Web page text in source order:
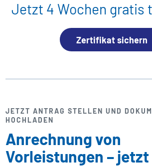
Jetzt 4 Wochen gratis
Zertifikat sichern
JETZT ANTRAG STELLEN UND
HOCHLADEN
Anrechnung von
Vorleistungen –